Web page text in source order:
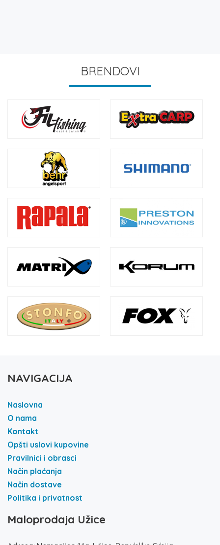
BRENDOVI
NAVIGACIJA
Naslovna
O nama
Kontakt
Opšti uslovi kupovine
Pravilnici i obrasci
Način plaćanja
Način dostave
Politika i privatnost
Maloprodaja Užice